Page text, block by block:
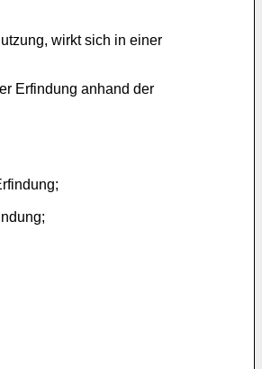
wirkt sich in einer
Erfindung anhand der